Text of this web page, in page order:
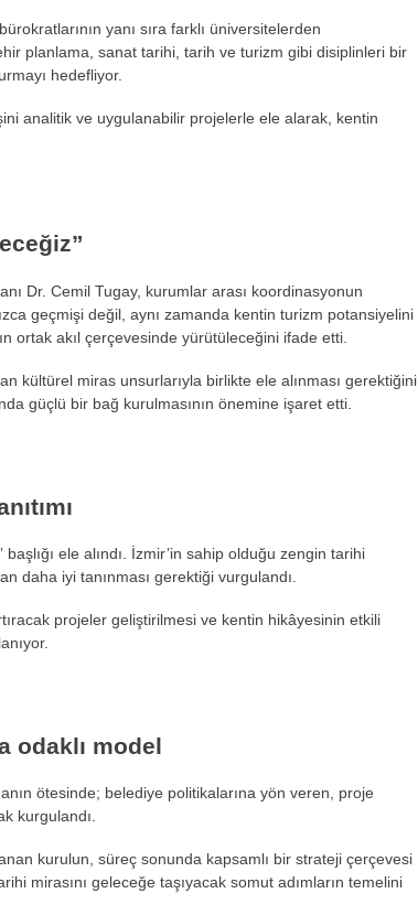
yanı sıra farklı üniversitelerden
planlama, sanat tarihi, tarih ve turizm gibi disiplinleri bir
hedefliyor.
analitik ve uygulanabilir projelerle ele alarak, kentin
Dr. Cemil Tugay, kurumlar arası koordinasyonun
geçmişi değil, aynı zamanda kentin turizm potansiyelini
ortak akıl çerçevesinde yürütüleceğini ifade etti.
kültürel miras unsurlarıyla birlikte ele alınması gerektiğini
güçlü bir bağ kurulmasının önemine işaret etti.
başlığı ele alındı. İzmir’in sahip olduğu zengin tarihi
daha iyi tanınması gerektiği vurgulandı.
projeler geliştirilmesi ve kentin hikâyesinin etkili
odaklı model
ötesinde; belediye politikalarına yön veren, proje
kurgulandı.
kurulun, süreç sonunda kapsamlı bir strateji çerçevesi
mirasını geleceğe taşıyacak somut adımların temelini